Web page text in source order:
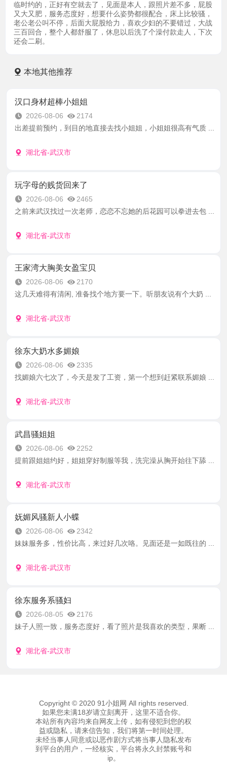
临时约的，正好有空就去了，见面是本人，跟照片差不多，屁股
又大又肥，服务态度好，想要什么姿势都很配合，床上比较骚，
老公老公叫不停，后面大屁股给力，喜欢少妇的不要错过，大战
三百回合，整个人都舒服了，休息以后洗了个澡付款走人，下次
还会二刷。
本地其他推荐
汉口身材超棒小姐姐
2026-08-06
2174
出差提前预约，到目的地直接去找小姐姐，小姐姐很高有气质 ...
湖北省-武汉市
玩字母的贱货回来了
2026-08-06
2465
之前来武汉找过一次老师，恋恋不忘她的后花园可以拳进去包 ...
湖北省-武汉市
王家湾大胸美女盈宝贝
2026-08-06
2170
这几天难得有清闲, 准备找个地方要一下。听朋友说有个大奶 ...
湖北省-武汉市
徐东大奶水多媚娘
2026-08-06
2335
找媚娘六七次了，今天是发了工资，第一个想到赶紧联系媚娘 ...
湖北省-武汉市
武昌骚姐姐
2026-08-06
2252
提前跟姐姐约好，姐姐穿好制服等我，洗完澡从胸开始往下舔 ...
湖北省-武汉市
妩媚风骚新人小蝶
2026-08-06
2342
妹妹服务多，性价比高，来过好几次咯。见面还是一如既往的 ...
湖北省-武汉市
徐东服务系骚妇
2026-08-05
2176
妹子人照一致，服务态度好，看了照片是我喜欢的类型，果断 ...
湖北省-武汉市
Copyright © 2020 91小姐网 All rights reserved.
如果您未满18岁请立刻离开，这里不适合你。
本站所有內容均来自网友上传，如有侵犯到您的权
益或隐私，请来信告知，我们将第一时间处理。
未经当事人同意或以恶作剧方式将当事人隐私发布
到平台的用户，一经核实，平台将永久封禁账号和
ip。